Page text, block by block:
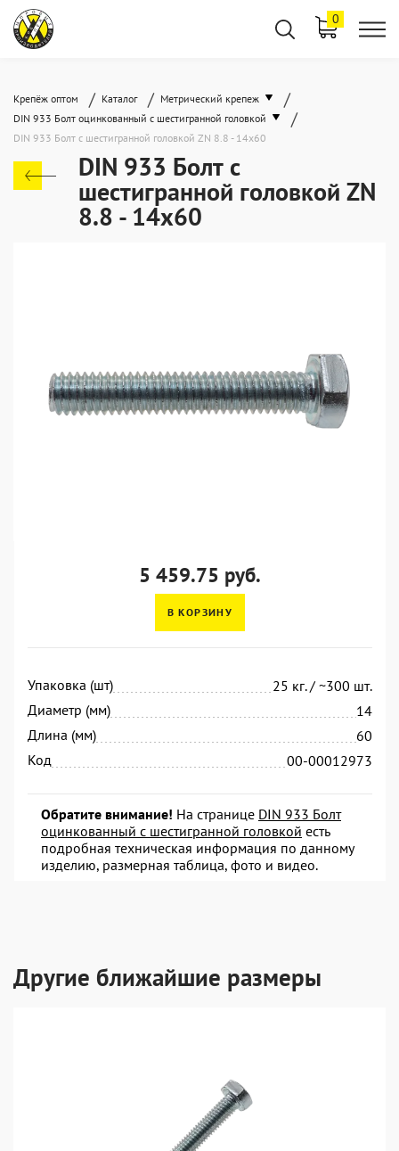
0
Крепёж оптом / Каталог / Метрический крепеж /
DIN 933 Болт оцинкованный с шестигранной головкой /
DIN 933 Болт с шестигранной головкой ZN 8.8 - 14x60
DIN 933 Болт с
шестигранной головкой ZN
8.8 - 14x60
5 459.75 руб.
В КОРЗИНУ
Упаковка (шт)
25 кг. / ~300 шт.
Диаметр (мм)
14
Длина (мм)
60
Код
00-00012973
Обратите внимание! На странице DIN 933 Болт
оцинкованный с шестигранной головкой есть
подробная техническая информация по данному
изделию, размерная таблица, фото и видео.
Другие ближайшие размеры